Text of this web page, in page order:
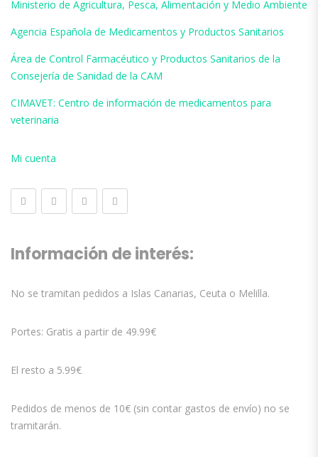
Ministerio de Agricultura, Pesca, Alimentación y Medio Ambiente
Agencia Española de Medicamentos y Productos Sanitarios
Área de Control Farmacéutico y Productos Sanitarios de la
Consejería de Sanidad de la CAM
CIMAVET: Centro de información de medicamentos para
veterinaria
Mi cuenta
Información de interés:
No se tramitan pedidos a Islas Canarias, Ceuta o Melilla.
Portes: Gratis a partir de 49.99€
El resto a 5.99€
Pedidos de menos de 10€ (sin contar gastos de envío) no se
tramitarán.